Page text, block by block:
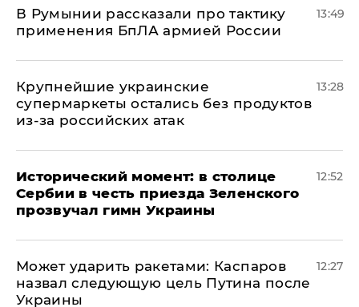
В Румынии рассказали про тактику
применения БпЛА армией России
13:49
Крупнейшие украинские
супермаркеты остались без продуктов
из-за российских атак
13:28
Исторический момент: в столице
Сербии в честь приезда Зеленского
прозвучал гимн Украины
12:52
Может ударить ракетами: Каспаров
назвал следующую цель Путина после
Украины
12:27